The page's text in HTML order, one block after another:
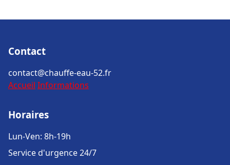
Contact
contact@chauffe-eau-52.fr
Accueil Informations
Horaires
Lun-Ven: 8h-19h
Service d'urgence 24/7